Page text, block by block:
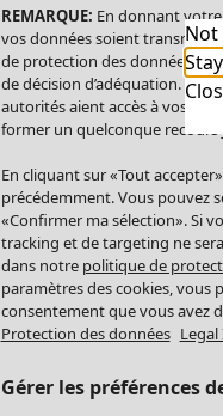
Not
REMARQUE: En donnant
vos données soient
de protection des données
de décision d’adéquation. Par
autorités aient accès à vos
former un quelconque
En cliquant sur «Tout
précédemment. Vous pouvez
«Confirmer ma sélection». Si
tracking et de targeting ne
dans notre politique de
paramètres des cookies,
consentement que vous avez
Protection des données
Gérer les préférences